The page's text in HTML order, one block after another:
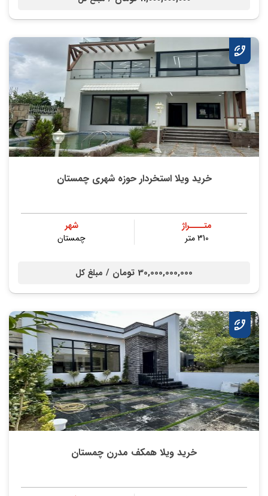
خرید ویلا استخردار حوزه شهری چمستان
متــــراژ
310 متر
شهر
چمستان
30,000,000,000 تومان / مبلغ کل
خرید ویلا همکف مدرن چمستان